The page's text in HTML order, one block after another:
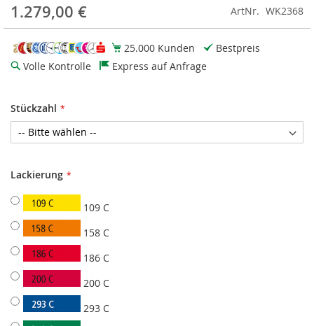
1.279,00 € ArtNr. WK2368
25.000 Kunden
Bestpreis
Volle Kontrolle
Express auf Anfrage
Stückzahl
Lackierung
109 C
158 C
186 C
200 C
293 C